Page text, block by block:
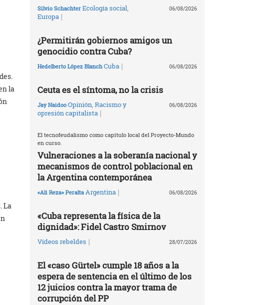
la
La
Silvio Schachter Ecología social
Europa |
06/08/2026
¿Permitirán gobiernos amigos un
genocidio contra Cuba?
Hedelberto López Blanch Cuba | 06/08/2026
Ceuta es el síntoma, no la crisis
Jay Naidoo Opinión Racismo y
opresión capitalista |
06/08/2026
El tecnofeudalismo como capítulo local del Proyecto-Mundo
en curso.
Vulneraciones a la soberanía nacional y
mecanismos de control poblacional en
la Argentina contemporánea
«Ali Reza» Peralta Argentina | 06/08/2026
«Cuba representa la física de la
dignidad»: Fidel Castro Smirnov
Vídeos rebeldes | 28/07/2026
El «caso Gürtel» cumple 18 años a la
espera de sentencia en el último de los
12 juicios contra la mayor trama de
corrupción del PP